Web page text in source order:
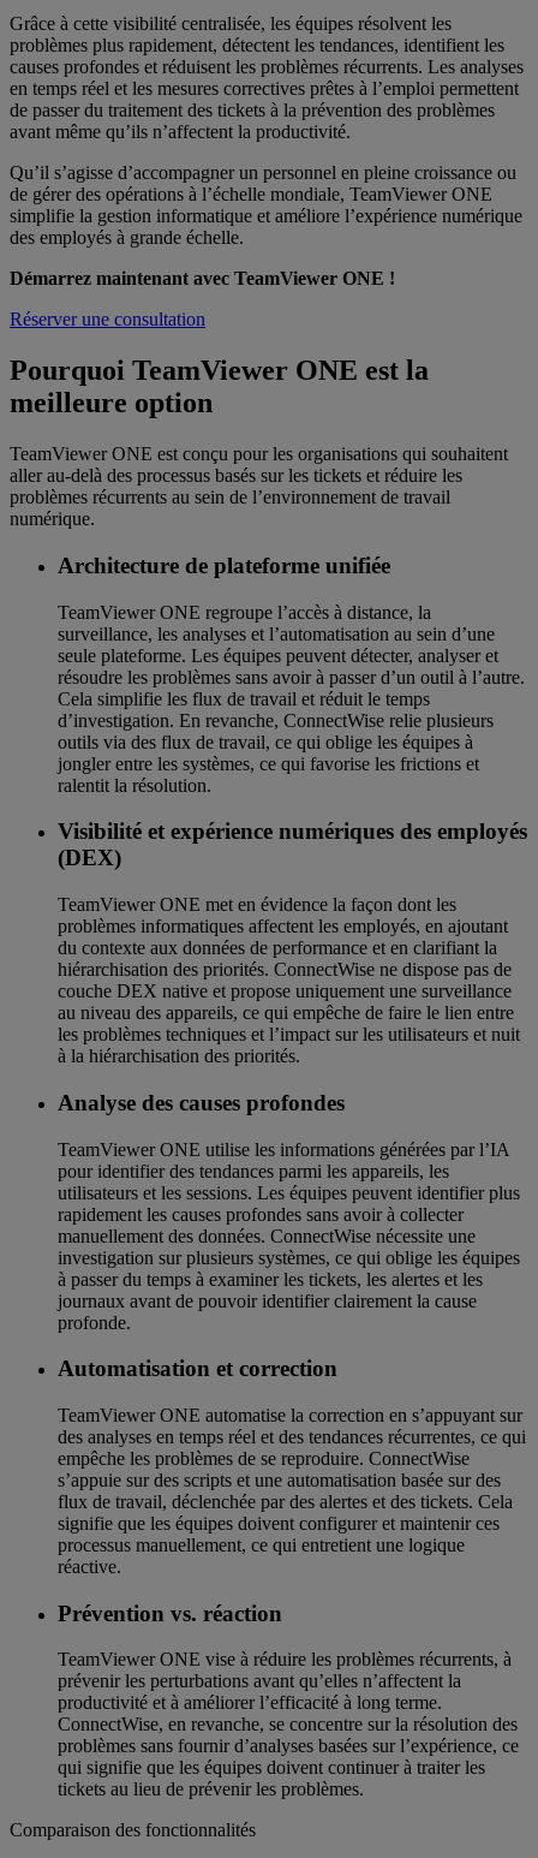
Grâce à cette visibilité centralisée, les équipes résolvent les
problèmes plus rapidement, détectent les tendances, identifient les
causes profondes et réduisent les problèmes récurrents. Les analyses
en temps réel et les mesures correctives prêtes à l’emploi permettent
de passer du traitement des tickets à la prévention des problèmes
avant même qu’ils n’affectent la productivité.
Qu’il s’agisse d’accompagner un personnel en pleine croissance ou
de gérer des opérations à l’échelle mondiale, TeamViewer ONE
simplifie la gestion informatique et améliore l’expérience numérique
des employés à grande échelle.
Démarrez maintenant avec TeamViewer ONE !
Réserver une consultation
Pourquoi TeamViewer ONE est la
meilleure option
TeamViewer ONE est conçu pour les organisations qui souhaitent
aller au-delà des processus basés sur les tickets et réduire les
problèmes récurrents au sein de l’environnement de travail
numérique.
Architecture de plateforme unifiée
TeamViewer ONE regroupe l’accès à distance, la
surveillance, les analyses et l’automatisation au sein d’une
seule plateforme. Les équipes peuvent détecter, analyser et
résoudre les problèmes sans avoir à passer d’un outil à l’autre.
Cela simplifie les flux de travail et réduit le temps
d’investigation. En revanche, ConnectWise relie plusieurs
outils via des flux de travail, ce qui oblige les équipes à
jongler entre les systèmes, ce qui favorise les frictions et
ralentit la résolution.
Visibilité et expérience numériques des employés
(DEX)
TeamViewer ONE met en évidence la façon dont les
problèmes informatiques affectent les employés, en ajoutant
du contexte aux données de performance et en clarifiant la
hiérarchisation des priorités. ConnectWise ne dispose pas de
couche DEX native et propose uniquement une surveillance
au niveau des appareils, ce qui empêche de faire le lien entre
les problèmes techniques et l’impact sur les utilisateurs et nuit
à la hiérarchisation des priorités.
Analyse des causes profondes
TeamViewer ONE utilise les informations générées par l’IA
pour identifier des tendances parmi les appareils, les
utilisateurs et les sessions. Les équipes peuvent identifier plus
rapidement les causes profondes sans avoir à collecter
manuellement des données. ConnectWise nécessite une
investigation sur plusieurs systèmes, ce qui oblige les équipes
à passer du temps à examiner les tickets, les alertes et les
journaux avant de pouvoir identifier clairement la cause
profonde.
Automatisation et correction
TeamViewer ONE automatise la correction en s’appuyant sur
des analyses en temps réel et des tendances récurrentes, ce qui
empêche les problèmes de se reproduire. ConnectWise
s’appuie sur des scripts et une automatisation basée sur des
flux de travail, déclenchée par des alertes et des tickets. Cela
signifie que les équipes doivent configurer et maintenir ces
processus manuellement, ce qui entretient une logique
réactive.
Prévention vs. réaction
TeamViewer ONE vise à réduire les problèmes récurrents, à
prévenir les perturbations avant qu’elles n’affectent la
productivité et à améliorer l’efficacité à long terme.
ConnectWise, en revanche, se concentre sur la résolution des
problèmes sans fournir d’analyses basées sur l’expérience, ce
qui signifie que les équipes doivent continuer à traiter les
tickets au lieu de prévenir les problèmes.
Comparaison des fonctionnalités